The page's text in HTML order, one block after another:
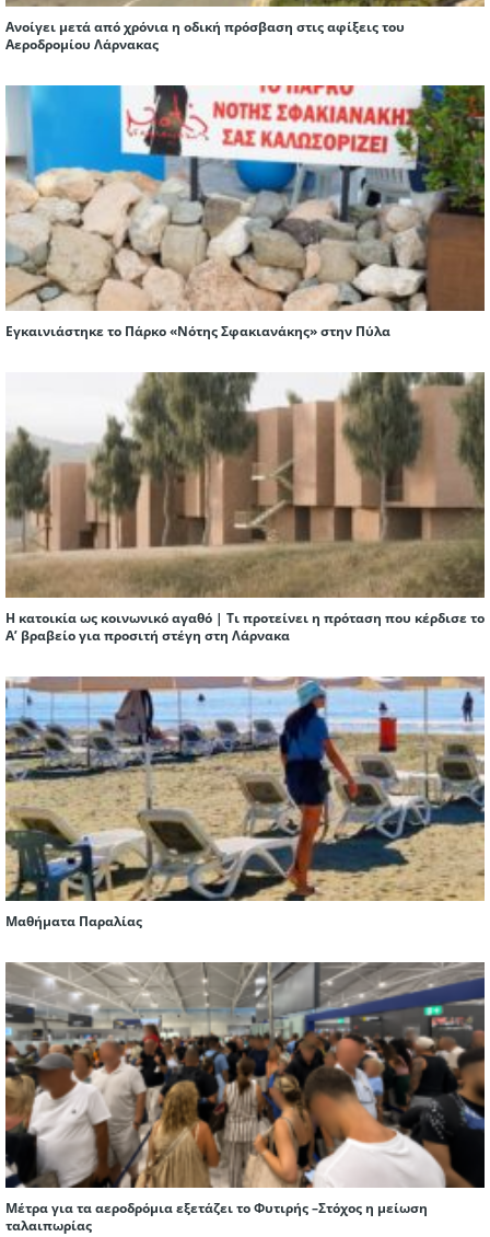
Ανοίγει μετά από χρόνια η οδική πρόσβαση στις αφίξεις του
Αεροδρομίου Λάρνακας
Εγκαινιάστηκε το Πάρκο «Νότης Σφακιανάκης» στην Πύλα
Η κατοικία ως κοινωνικό αγαθό | Τι προτείνει η πρόταση που κέρδισε το
Α’ βραβείο για προσιτή στέγη στη Λάρνακα
Μαθήματα Παραλίας
Μέτρα για τα αεροδρόμια εξετάζει το Φυτιρής –Στόχος η μείωση
ταλαιπωρίας